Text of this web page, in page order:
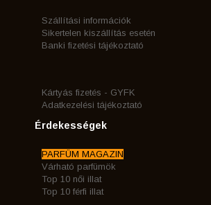
Szállítási információk
Sikertelen kiszállítás esetén
Banki fizetési tájékoztató
Kártyás fizetés - GYFK
Adatkezelési tájékoztató
Érdekességek
PARFÜM MAGAZIN
Várható parfümök
Top 10 női illat
Top 10 férfi illat